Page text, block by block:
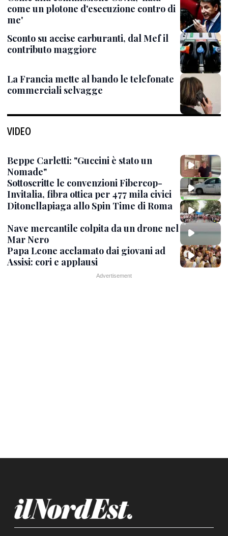
come un plotone d'esecuzione contro di
me'
Sconto su accise carburanti, dal Mef il
contributo maggiore
La Francia mette al bando le telefonate
commerciali selvagge
VIDEO
Beppe Carletti: "Guccini è stato un
Nomade"
Sottoscritte le convenzioni Fibercop-
Invitalia, fibra ottica per 477 mila civici
Ditonellapiaga allo Spin Time di Roma
Nave mercantile colpita da un drone nel
Mar Nero
Papa Leone acclamato dai giovani ad
Assisi: cori e applausi